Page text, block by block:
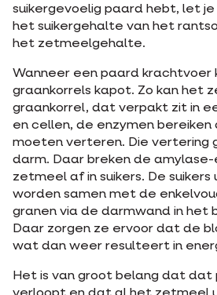
suikergevoelig paard hebt, let je
het suikergehalte van het
het zetmeelgehalte.
Wanneer een paard krachtvoer
graankorrels kapot. Zo kan het
graankorrel, dat verpakt zit in
en cellen, de enzymen
moeten verteren. Die vertering
darm. Daar breken de
zetmeel af in suikers. De
worden samen met de
granen via de darmwand in het
Daar zorgen ze ervoor dat de
wat dan weer resulteert in
Het is van groot belang dat dat